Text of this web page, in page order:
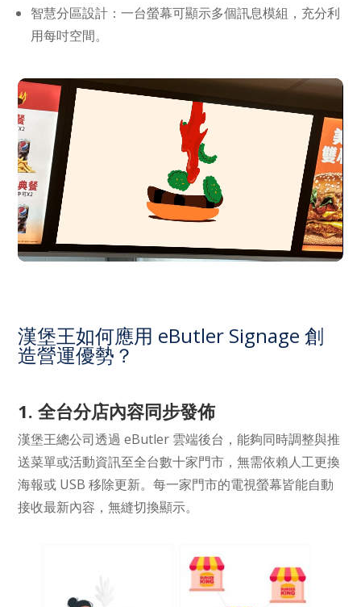
智慧分區設計：一台螢幕可顯示多個訊息模組，充分利
用每吋空間。
漢堡王如何應用 eButler Signage 創
造營運優勢？
1. 全台分店內容同步發佈
漢堡王總公司透過 eButler 雲端後台，能夠同時調整與推
送菜單或活動資訊至全台數十家門市，無需依賴人工更換
海報或 USB 移除更新。每一家門市的電視螢幕皆能自動
接收最新內容，無縫切換顯示。